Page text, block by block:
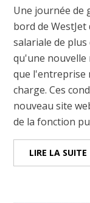
Une journée de
bord de
salariale de
qu'une
que l'entreprise
charge. Ces
nouveau site
de la fonction
LIRE LA SUITE